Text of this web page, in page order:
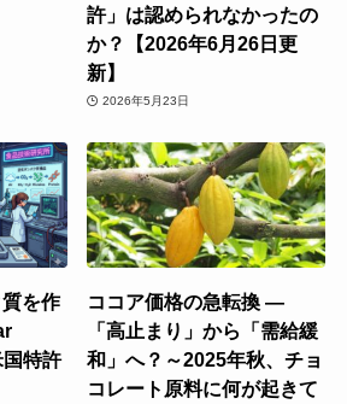
許」は認められなかったの
か？【2026年6月26日更
新】
2026年5月23日
質を作
特許
ココア価格の急転換 ―
「高止まり」から「需給緩
和」へ？～2025年秋、チョ
コレート原料に何が起きて